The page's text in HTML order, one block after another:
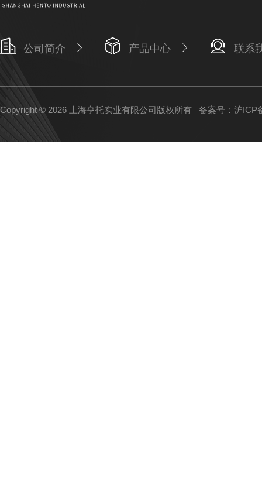
公司简介 产品中心 联系
Copyright © 2026 上海亨托实业有限公司版权所有 备案号：沪ICP